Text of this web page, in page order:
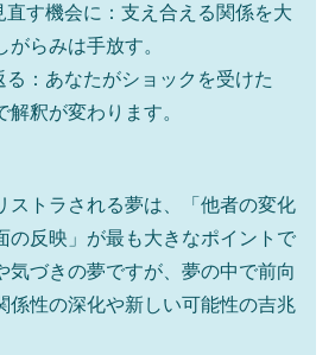
す機会に：支え合える関係を大
らみは手放す。
：あなたがショックを受けた
釈が変わります。
ストラされる夢は、「他者の変化
の反映」が最も大きなポイントで
気づきの夢ですが、夢の中で前向
係性の深化や新しい可能性の吉兆